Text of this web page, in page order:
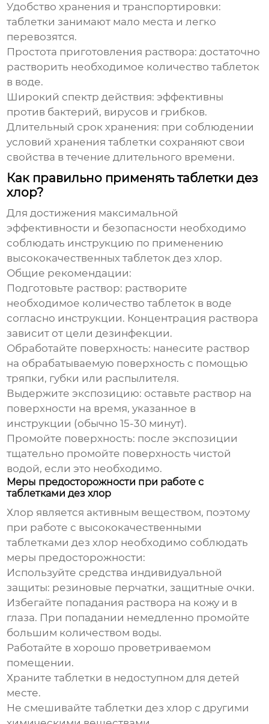
Удобство хранения и транспортировки:
таблетки занимают мало места и легко
перевозятся.
Простота приготовления раствора: достаточно
растворить необходимое количество таблеток
в воде.
Широкий спектр действия: эффективны
против бактерий, вирусов и грибков.
Длительный срок хранения: при соблюдении
условий хранения таблетки сохраняют свои
свойства в течение длительного времени.
Как правильно применять таблетки дез
хлор?
Для достижения максимальной
эффективности и безопасности необходимо
соблюдать инструкцию по применению
высококачественных таблеток дез хлор.
Общие рекомендации:
Подготовьте раствор: растворите
необходимое количество таблеток в воде
согласно инструкции. Концентрация раствора
зависит от цели дезинфекции.
Обработайте поверхность: нанесите раствор
на обрабатываемую поверхность с помощью
тряпки, губки или распылителя.
Выдержите экспозицию: оставьте раствор на
поверхности на время, указанное в
инструкции (обычно 15-30 минут).
Промойте поверхность: после экспозиции
тщательно промойте поверхность чистой
водой, если это необходимо.
Меры предосторожности при работе с
таблетками дез хлор
Хлор является активным веществом, поэтому
при работе с высококачественными
таблетками дез хлор необходимо соблюдать
меры предосторожности:
Используйте средства индивидуальной
защиты: резиновые перчатки, защитные очки.
Избегайте попадания раствора на кожу и в
глаза. При попадании немедленно промойте
большим количеством воды.
Работайте в хорошо проветриваемом
помещении.
Храните таблетки в недоступном для детей
месте.
Не смешивайте таблетки дез хлор с другими